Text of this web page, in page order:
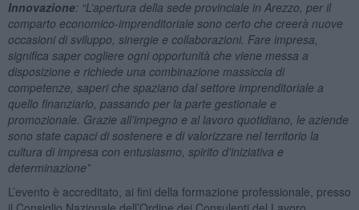
Innovazione: “L’apertura della sede provinciale in Arezzo, per il
comparto economico-imprenditoriale sono certo che creerà nuove
occasioni di sviluppo, sinergie e collaborazioni. Fare impresa,
significa saper cogliere ogni opportunità che viene messa a
disposizione e richiede una combinazione massiccia di
competenze, saperi che spaziano dal settore imprenditoriale a
quello finanziario, passando per la parte gestionale e
promozionale. Grazie all’impegno e al lavoro quotidiano, le aziende
sono state capaci di sostenere e di valorizzare nel territorio la
cultura di impresa con entusiasmo, spirito d'iniziativa e
determinazione”
L’evento è accreditato, ai fini della formazione professionale, presso